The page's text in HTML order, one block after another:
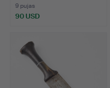
9 pujas
90 USD